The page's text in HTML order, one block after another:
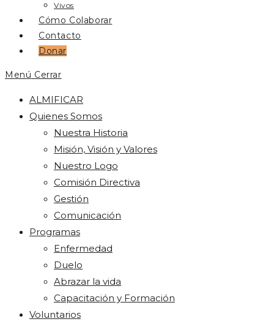
Vivos
Cómo Colaborar
Contacto
Donar
Menú Cerrar
ALMIFICAR
Quienes Somos
Nuestra Historia
Misión, Visión y Valores
Nuestro Logo
Comisión Directiva
Gestión
Comunicación
Programas
Enfermedad
Duelo
Abrazar la vida
Capacitación y Formación
Voluntarios